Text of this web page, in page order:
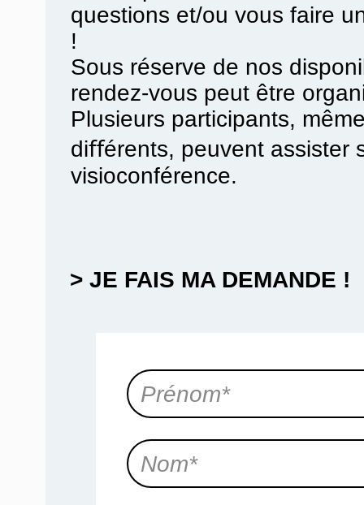
questions et/ou vous faire
!
Sous réserve de nos
rendez-vous peut être
Plusieurs participants,
diﬀérents, peuvent assister
visioconférence.
> JE FAIS MA DEMANDE !